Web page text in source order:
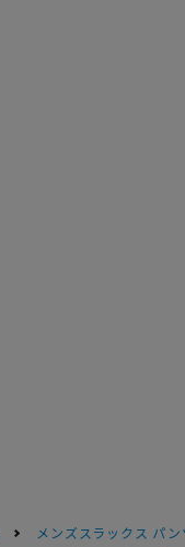
メンズスラックス パン